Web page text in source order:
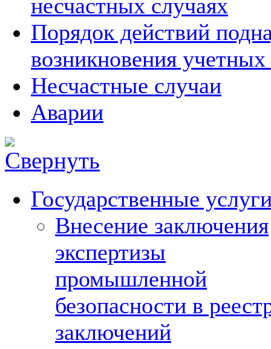
несчастных случаях
Порядок действий
возникновения
Несчастные случаи
Аварии
Государственные
Внесение заключения
экспертизы
промышленной
безопасности в
заключений